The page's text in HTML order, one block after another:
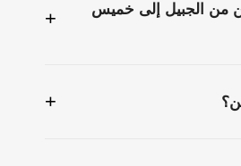
من الجبيل إلى خميس
+
+